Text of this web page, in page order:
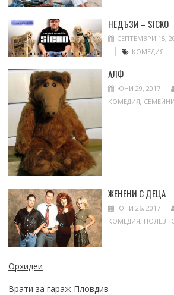
НЕДЪЗИ – SICKO
СЕПТЕМВРИ 15,
КОМЕДИЯ
АЛФ
ЮНИ 29, 2017
КОМЕДИЯ, СЕМЕЙНИ
ЖЕНЕНИ С ДЕЦА
ЮНИ 26, 2017
КОМЕДИЯ,
Орхидеи
Врати за гараж Пловдив